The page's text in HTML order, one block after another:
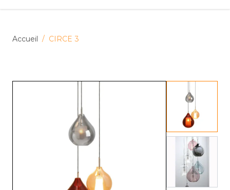
Accueil / CIRCE 3
View